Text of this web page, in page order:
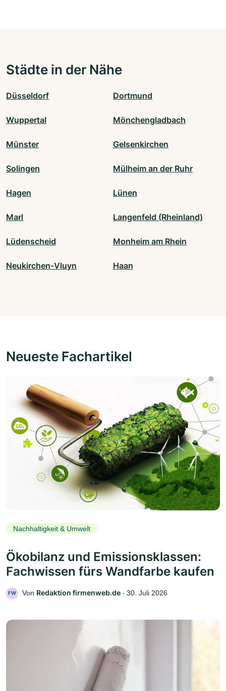
Städte in der Nähe
Düsseldorf Dortmund
Wuppertal Mönchengladbach
Münster Gelsenkirchen
Solingen Mülheim an der Ruhr
Hagen Lünen
Marl Langenfeld (Rheinland)
Lüdenscheid Monheim am Rhein
Neukirchen-Vluyn Haan
Neueste Fachartikel
Nachhaltigkeit & Umwelt
Ökobilanz und Emissionsklassen:
Fachwissen fürs Wandfarbe kaufen
FW Von Redaktion firmenweb.de ‧ 30. Juli 2026